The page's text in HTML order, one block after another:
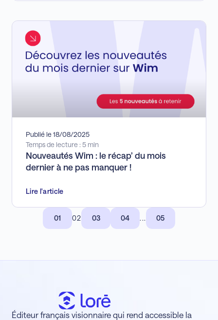
Publié le 18/08/2025
Temps de lecture : 5 min
Nouveautés Wim : le récap’ du mois
dernier à ne pas manquer !
Lire l'article
01 02 03 04 ... 05
Éditeur français visionnaire qui rend accessible la